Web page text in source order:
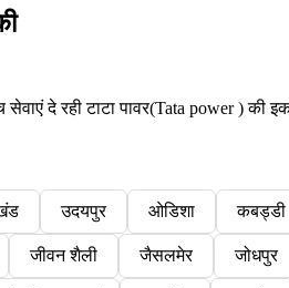
दे रही टाटा पावर(Tata power ) की
उदयपुर ओडिशा कबड्डी
जीवन शैली जैसलमेर जोधपुर